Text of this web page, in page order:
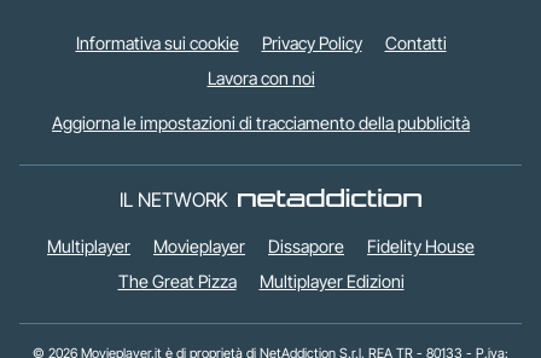
Informativa sui cookie Privacy Policy
Contatti
Lavora con noi
Aggiorna le impostazioni di tracciamento della pubblicità
IL NETWORK
Multiplayer Movieplayer Dissapore
Fidelity House
The Great Pizza
Multiplayer Edizioni
© 2026 Movieplayer.it è di proprietà di NetAddiction S.r.l. REA TR - 80133 - P.iva: